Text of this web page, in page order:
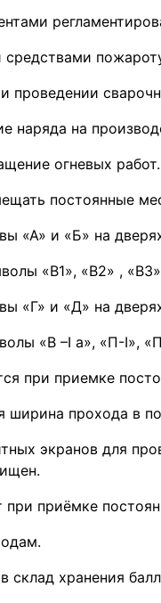
проведении
наряда на
огневых работ.
постоянные
«А» и «Б» на
«В1», «В2» ,
«Г» и «Д» на
«В –I а», «П-I»,
при приемке
ширина прохода в
экранов для
приёмке
склад хранения